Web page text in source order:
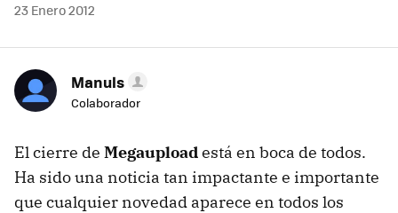
23 Enero 2012
Manuls
Colaborador
El cierre de Megauploadestá en boca de todos.
Ha sido una noticia tan impactante e importante
que cualquier novedad aparece en todos los